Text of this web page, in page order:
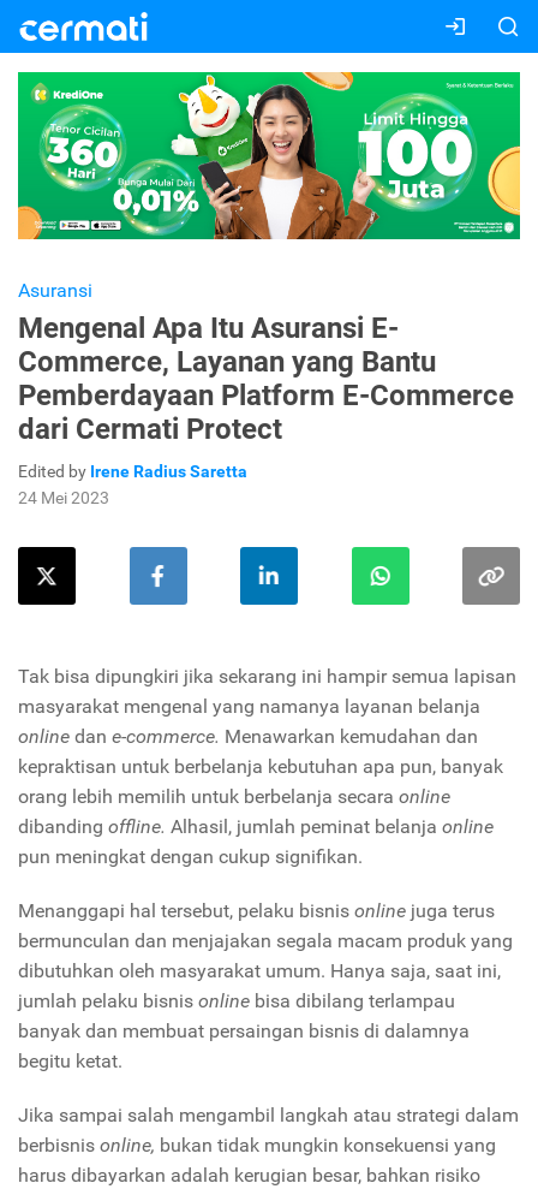
Asuransi
Mengenal Apa Itu Asuransi E-
Commerce, Layanan yang Bantu
Pemberdayaan Platform E-Commerce
dari Cermati Protect
Edited by Irene Radius Saretta
24 Mei 2023
Tak bisa dipungkiri jika sekarang ini hampir semua lapisan
masyarakat mengenal yang namanya layanan belanja
online dan e-commerce. Menawarkan kemudahan dan
kepraktisan untuk berbelanja kebutuhan apa pun, banyak
orang lebih memilih untuk berbelanja secara online
dibanding offline. Alhasil, jumlah peminat belanja online
pun meningkat dengan cukup signifikan.
Menanggapi hal tersebut, pelaku bisnis online juga terus
bermunculan dan menjajakan segala macam produk yang
dibutuhkan oleh masyarakat umum. Hanya saja, saat ini,
jumlah pelaku bisnis online bisa dibilang terlampau
banyak dan membuat persaingan bisnis di dalamnya
begitu ketat.
Jika sampai salah mengambil langkah atau strategi dalam
berbisnis online, bukan tidak mungkin konsekuensi yang
harus dibayarkan adalah kerugian besar, bahkan risiko